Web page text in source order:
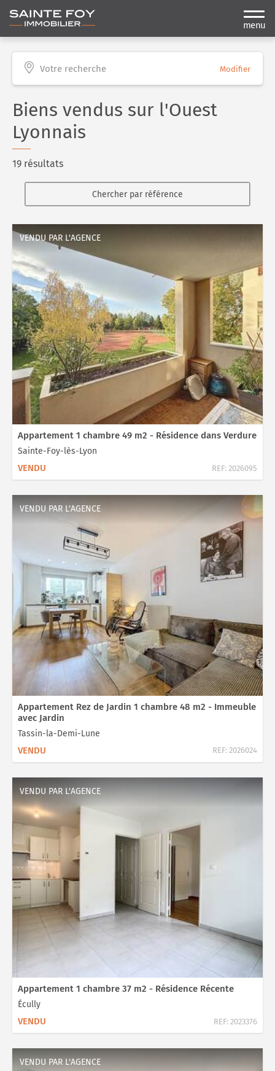
menu
Votre recherche Modifier
Biens vendus sur l'Ouest
Lyonnais
19 résultats
Chercher par référence
VENDU PAR L'AGENCE
Appartement 1 chambre 49 m2 - Résidence dans Verdure
Sainte-Foy-lès-Lyon
VENDU REF: 2026095
VENDU PAR L'AGENCE
Appartement Rez de Jardin 1 chambre 48 m2 - Immeuble
avec Jardin
Tassin-la-Demi-Lune
VENDU REF: 2026024
VENDU PAR L'AGENCE
Appartement 1 chambre 37 m2 - Résidence Récente
Écully
VENDU REF: 2023376
VENDU PAR L'AGENCE